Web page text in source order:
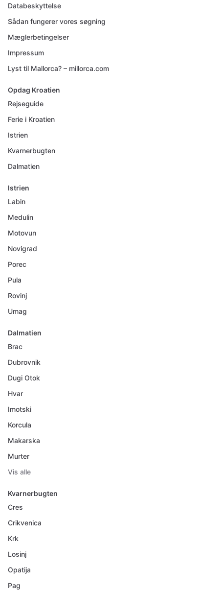
Databeskyttelse
Sådan fungerer vores søgning
Mæglerbetingelser
Impressum
Lyst til Mallorca? – millorca.com
Opdag Kroatien
Rejseguide
Ferie i Kroatien
Istrien
Kvarnerbugten
Dalmatien
Istrien
Labin
Medulin
Motovun
Novigrad
Porec
Pula
Rovinj
Umag
Dalmatien
Brac
Dubrovnik
Dugi Otok
Hvar
Imotski
Korcula
Makarska
Murter
Vis alle
Kvarnerbugten
Cres
Crikvenica
Krk
Losinj
Opatija
Pag